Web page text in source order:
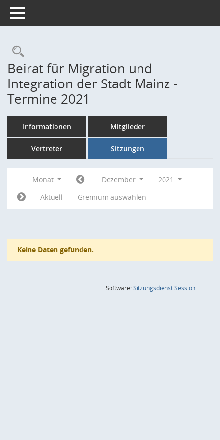
Toggle navigation
Rechercheauswahl
Beirat für Migration und
Integration der Stadt Mainz -
Termine 2021
Informationen Mitglieder
Vertreter Sitzungen
Monat Dezember
2021
Aktuell
Gremium auswählen
Keine Daten gefunden.
Software:SitzungsdienstSession(Wird in